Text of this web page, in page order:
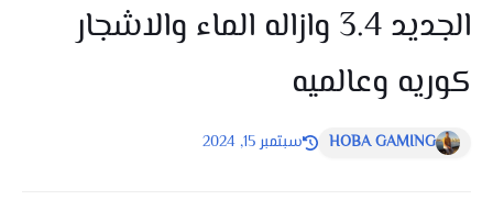
الجديد 3.4 وازاله الماء والاشجار
كوريه وعالميه
HOBA GAMING سبتمبر 15, 2024